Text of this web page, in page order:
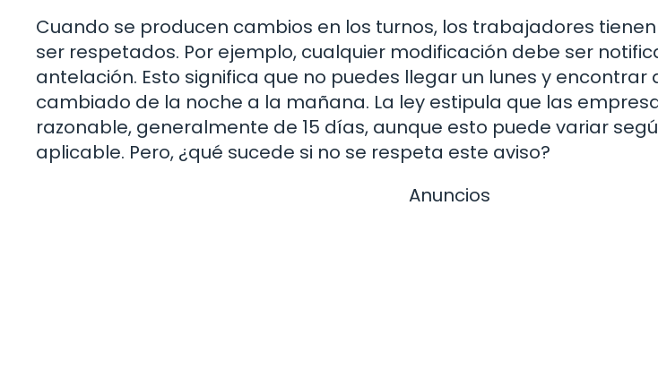
Cuando se producen cambios en los turnos, los trabajadores
ser respetados. Por ejemplo, cualquier modificación debe ser
antelación. Esto significa que no puedes llegar un lunes y encontrar
cambiado de la noche a la mañana. La ley estipula que las
razonable, generalmente de 15 días, aunque esto puede variar
aplicable. Pero, ¿qué sucede si no se respeta este aviso?
Anuncios